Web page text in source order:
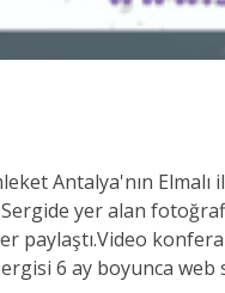
Antalya'nın
Sergide yer alan
paylaştı.Video
6 ay boyunca web